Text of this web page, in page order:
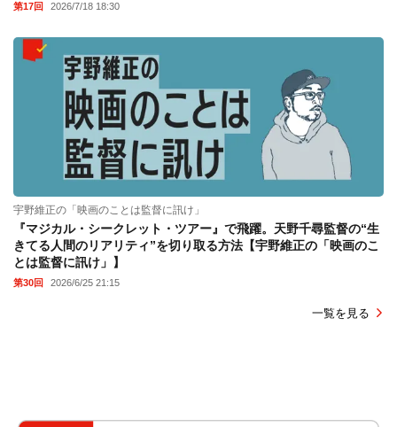
第17回 2026/7/18 18:30
宇野維正の「映画のことは監督に訊け」
『マジカル・シークレット・ツアー』で飛躍。天野千尋監督の“生
きてる人間のリアリティ”を切り取る方法【宇野維正の「映画のこ
とは監督に訊け」】
第30回 2026/6/25 21:15
一覧を見る